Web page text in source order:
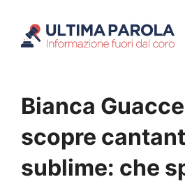
Bianca
scopre
sublime: che